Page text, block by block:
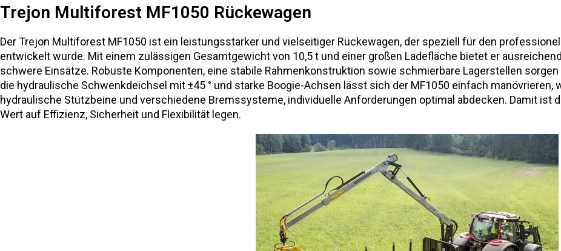
Trejon Multiforest MF1050 Rückewagen
Der Trejon Multiforest MF1050 ist ein leistungsstarker und vielseitiger Rückewagen, der speziell für den
entwickelt wurde. Mit einem zulässigen Gesamtgewicht von 10,5 t und einer großen Ladefläche bietet er
schwere Einsätze. Robuste Komponenten, eine stabile Rahmenkonstruktion sowie schmierbare Lagerstellen
die hydraulische Schwenkdeichsel mit ±45 ° und starke Boogie-Achsen lässt sich der MF1050 einfach
hydraulische Stützbeine und verschiedene Bremssysteme, individuelle Anforderungen optimal abdecken. Damit ist
Wert auf Effizienz, Sicherheit und Flexibilität legen.